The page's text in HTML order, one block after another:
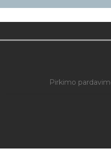
Pirkimo